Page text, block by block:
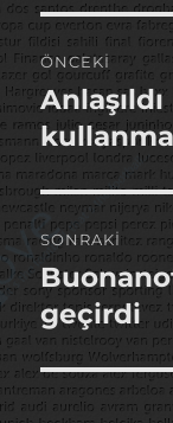
Yazı
ÖNCEKI
Önceki
yazı:
SONRAKI
Sonraki
yazı:
geçirdi